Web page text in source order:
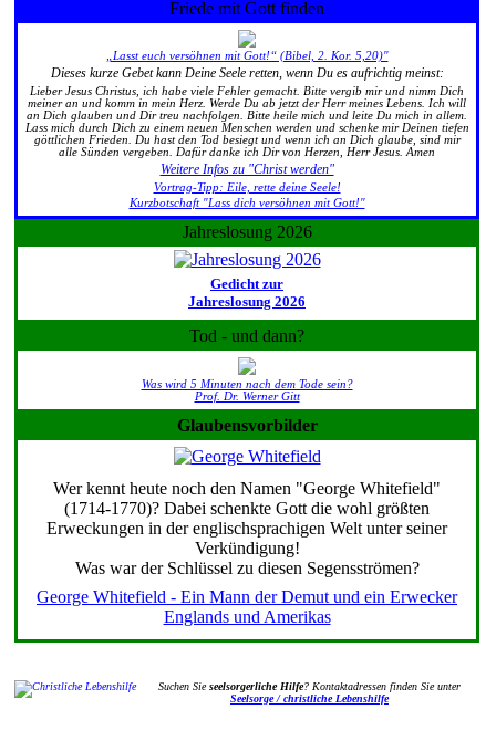
Friede mit Gott finden
„Lasst euch versöhnen mit Gott!“ (Bibel, 2. Kor. 5,20)"
Dieses kurze Gebet kann Deine Seele retten, wenn Du es aufrichtig meinst:
Lieber Jesus Christus, ich habe viele Fehler gemacht. Bitte vergib mir und nimm Dich
meiner an und komm in mein Herz. Werde Du ab jetzt der Herr meines Lebens. Ich will
an Dich glauben und Dir treu nachfolgen. Bitte heile mich und leite Du mich in allem.
Lass mich durch Dich zu einem neuen Menschen werden und schenke mir Deinen tiefen
göttlichen Frieden. Du hast den Tod besiegt und wenn ich an Dich glaube, sind mir
alle Sünden vergeben. Dafür danke ich Dir von Herzen, Herr Jesus. Amen
Weitere Infos zu "Christ werden"
Vortrag-Tipp: Eile, rette deine Seele!
Kurzbotschaft "Lass dich versöhnen mit Gott!"
Jahreslosung 2026
Gedicht zur
Jahreslosung 2026
Tod - und dann?
Was wird 5 Minuten nach dem Tode sein?
Prof. Dr. Werner Gitt
Glaubensvorbilder
Wer kennt heute noch den Namen "George Whitefield"
(1714-1770)? Dabei schenkte Gott die wohl größten
Erweckungen in der englischsprachigen Welt unter seiner
Verkündigung!
Was war der Schlüssel zu diesen Segensströmen?
George Whitefield - Ein Mann der Demut und ein Erwecker
Englands und Amerikas
Suchen Sieseelsorgerliche Hilfe? Kontaktadressen finden Sie unter
Seelsorge / christliche Lebenshilfe